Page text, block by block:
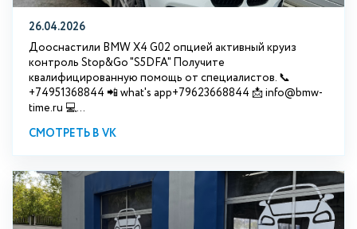
26.04.2026
Дооснастили BMW X4 G02 опцией активный круиз
контроль Stop&Go "S5DFA" Получите
квалифицированную помощь от специалистов. 📞
+74951368844 📲 what's app+79623668844 📩 info@bmw-
time.ru 💻...
СМОТРЕТЬ В VK